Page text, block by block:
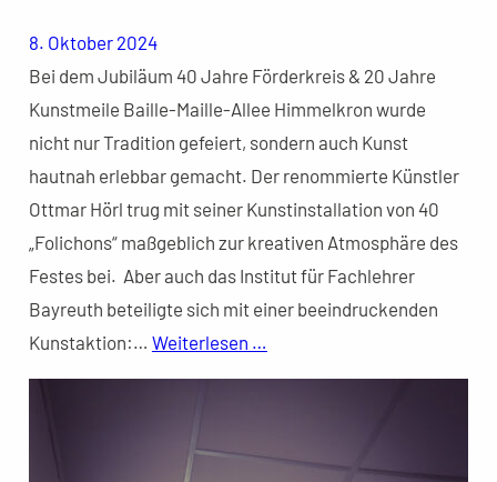
8. Oktober 2024
Bei dem Jubiläum 40 Jahre Förderkreis & 20 Jahre
Kunstmeile Baille-Maille-Allee Himmelkron wurde
nicht nur Tradition gefeiert, sondern auch Kunst
hautnah erlebbar gemacht. Der renommierte Künstler
Ottmar Hörl trug mit seiner Kunstinstallation von 40
„Folichons“ maßgeblich zur kreativen Atmosphäre des
Festes bei. Aber auch das Institut für Fachlehrer
Bayreuth beteiligte sich mit einer beeindruckenden
Kunstaktion:… Weiterlesen …